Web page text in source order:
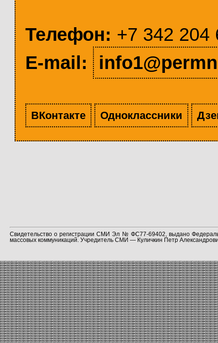
Телефон: +7 342 204
E-mail:
ВКонтакте Одноклассники
Свидетельство о регистрации СМИ Эл № ФС77-69402, выдано
массовых коммуникаций. Учредитель СМИ — Куличкин Петр